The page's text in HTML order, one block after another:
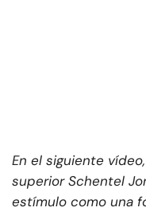
En el siguiente
superior Schentel
estímulo como una